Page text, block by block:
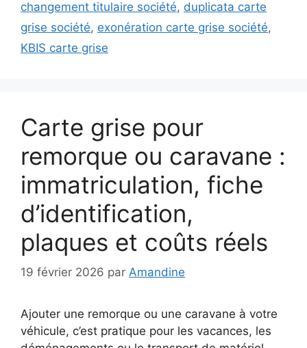
changement titulaire société, duplicata carte
grise société, exonération carte grise société,
KBIS carte grise
Carte grise pour
remorque ou caravane :
immatriculation, fiche
d’identification,
plaques et coûts réels
19 février 2026 par Amandine
Ajouter une remorque ou une caravane à votre
véhicule, c’est pratique pour les vacances, les